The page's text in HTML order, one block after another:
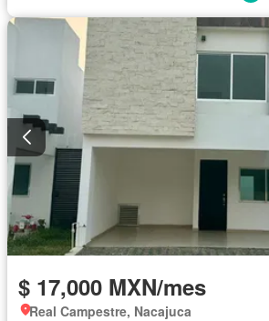
$ 17,000 MXN/mes
Real Campestre, Nacajuca